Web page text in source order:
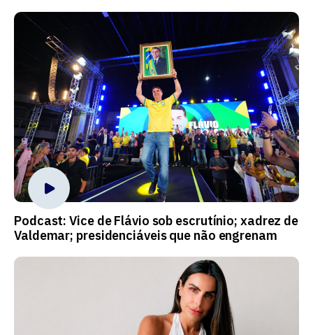
Podcast: Vice de Flávio sob escrutínio; xadrez de
Valdemar; presidenciáveis que não engrenam